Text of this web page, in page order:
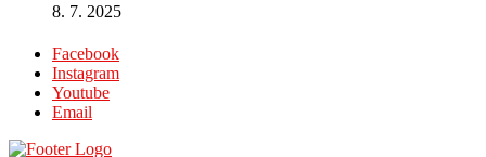
8. 7. 2025
Facebook
Instagram
Youtube
Email